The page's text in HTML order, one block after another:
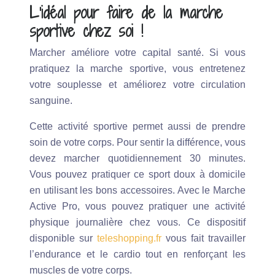
L’idéal pour faire de la marche
sportive chez soi !
Marcher améliore votre capital santé. Si vous
pratiquez la marche sportive, vous entretenez
votre souplesse et améliorez votre circulation
sanguine.
Cette activité sportive permet aussi de prendre
soin de votre corps. Pour sentir la différence, vous
devez marcher quotidiennement 30 minutes.
Vous pouvez pratiquer ce sport doux à domicile
en utilisant les bons accessoires. Avec le Marche
Active Pro, vous pouvez pratiquer une activité
physique journalière chez vous. Ce dispositif
disponible sur teleshopping.frvous fait travailler
l’endurance et le cardio tout en renforçant les
muscles de votre corps.